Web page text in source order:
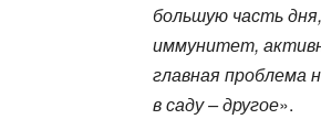
большую часть
иммунитет,
главная проблема
в саду – другое».